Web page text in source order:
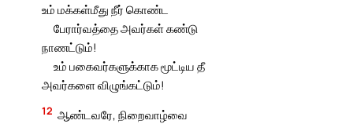
உம் மக்கள்மீது நீர் கொண்ட
பேரார்வத்தை அவர்கள் கண்டு
நாணட்டும்!
உம் பகைவர்களுக்காக மூட்டிய தீ
அவர்களை விழுங்கட்டும்!
12 ஆண்டவரே, நிறைவாழ்வை